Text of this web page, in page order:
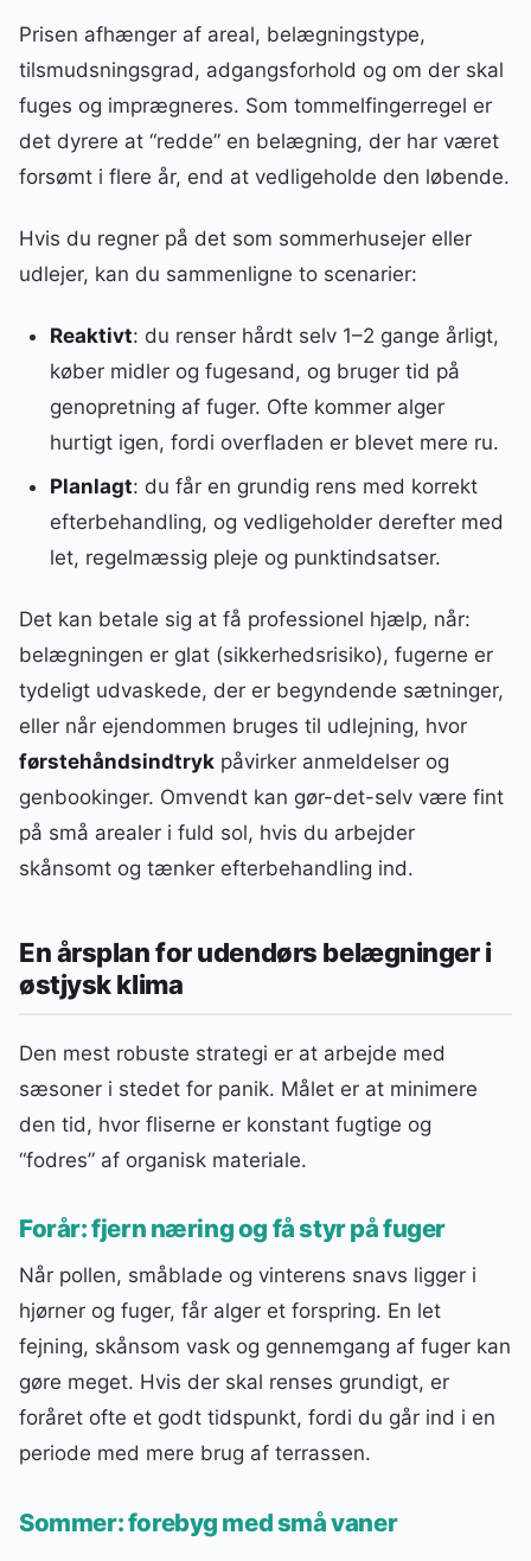
Prisen afhænger af areal, belægningstype,
tilsmudsningsgrad, adgangsforhold og om der skal
fuges og imprægneres. Som tommelfingerregel er
det dyrere at “redde” en belægning, der har været
forsømt i flere år, end at vedligeholde den løbende.
Hvis du regner på det som sommerhusejer eller
udlejer, kan du sammenligne to scenarier:
Reaktivt: du renser hårdt selv 1–2 gange årligt,
køber midler og fugesand, og bruger tid på
genopretning af fuger. Ofte kommer alger
hurtigt igen, fordi overfladen er blevet mere ru.
Planlagt: du får en grundig rens med korrekt
efterbehandling, og vedligeholder derefter med
let, regelmæssig pleje og punktindsatser.
Det kan betale sig at få professionel hjælp, når:
belægningen er glat (sikkerhedsrisiko), fugerne er
tydeligt udvaskede, der er begyndende sætninger,
eller når ejendommen bruges til udlejning, hvor
førstehåndsindtryk påvirker anmeldelser og
genbookinger. Omvendt kan gør-det-selv være fint
på små arealer i fuld sol, hvis du arbejder
skånsomt og tænker efterbehandling ind.
En årsplan for udendørs belægninger i
østjysk klima
Den mest robuste strategi er at arbejde med
sæsoner i stedet for panik. Målet er at minimere
den tid, hvor fliserne er konstant fugtige og
“fodres” af organisk materiale.
Forår: fjern næring og få styr på fuger
Når pollen, småblade og vinterens snavs ligger i
hjørner og fuger, får alger et forspring. En let
fejning, skånsom vask og gennemgang af fuger kan
gøre meget. Hvis der skal renses grundigt, er
foråret ofte et godt tidspunkt, fordi du går ind i en
periode med mere brug af terrassen.
Sommer: forebyg med små vaner